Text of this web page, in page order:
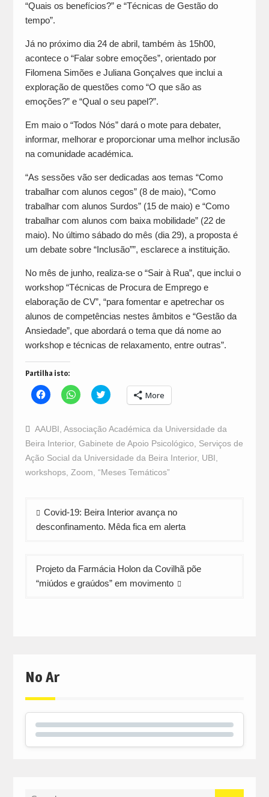
“Quais os benefícios?” e “Técnicas de Gestão do
tempo”.
Já no próximo dia 24 de abril, também às 15h00,
acontece o “Falar sobre emoções”, orientado por
Filomena Simões e Juliana Gonçalves que inclui a
exploração de questões como “O que são as
emoções?” e “Qual o seu papel?”.
Em maio o “Todos Nós” dará o mote para debater,
informar, melhorar e proporcionar uma melhor inclusão
na comunidade académica.
“As sessões vão ser dedicadas aos temas “Como
trabalhar com alunos cegos” (8 de maio), “Como
trabalhar com alunos Surdos” (15 de maio) e “Como
trabalhar com alunos com baixa mobilidade” (22 de
maio). No último sábado do mês (dia 29), a proposta é
um debate sobre “Inclusão””, esclarece a instituição.
No mês de junho, realiza-se o “Sair à Rua”, que inclui o
workshop “Técnicas de Procura de Emprego e
elaboração de CV”, “para fomentar e apetrechar os
alunos de competências nestes âmbitos e “Gestão da
Ansiedade”, que abordará o tema que dá nome ao
workshop e técnicas de relaxamento, entre outras”.
Partilha isto:
Click
to
Facebook
(Opens
in
new
window)
Click
to
WhatsApp
(Opens
in
new
window)
Click
to
Twitter
(Opens
in
new
window)
More
AAUBI Associação Académica da Universidade da
Beira Interior, Gabinete de Apoio Psicológico
Serviços de
Ação Social da Universidade da Beira Interior, UBI
workshops, Zoom “Meses Temáticos”
Navegação
de
Covid-19: Beira Interior avança no
desconfinamento. Mêda fica em alerta
Projeto da Farmácia Holon da Covilhã põe
“miúdos e graúdos” em movimento
No Ar